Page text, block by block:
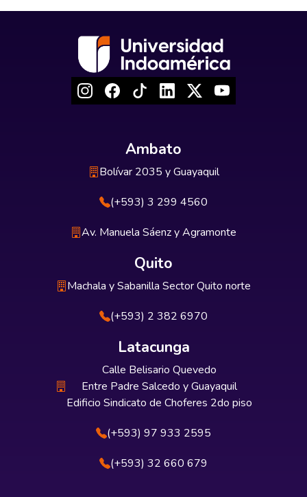
Ambato
Bolívar 2035 y Guayaquil
(+593) 3 299 4560
Av. Manuela Sáenz y Agramonte
Quito
Machala y Sabanilla Sector Quito norte
(+593) 2 382 6970
Latacunga
Calle Belisario Quevedo
Entre Padre Salcedo y Guayaquil
Edificio Sindicato de Choferes 2do piso
(+593) 97 933 2595
(+593) 32 660 679